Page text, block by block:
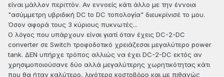
είναι μάλλον περιττόν. Αν εννοείς κάτι άλλο με την έννοια
"ασύμμετρη υβριδική DC to DC τοπολογία" διευκρίνισέ το μου.
Όσον αφορά τους 3 κύριους πυκνωτές...
Ο λόγος που υπάρχουν είναι γιατί όταν έχεις DC-2-DC
converter σε Switch τροφοδοτικό χρειάζεσαι μεγαλύτερο power
tank. ΔΕΝ υπήρχε τρόπος αλλιώς να έχει DC-2-DC εκτός αν
χρησιμοποιούσανε δύο αλλά μεγαλύτερης χωρητικότητας κάτι
που θα ήταν καλύτερο, λιγότερο κοστοβόρο και με πιθανώς